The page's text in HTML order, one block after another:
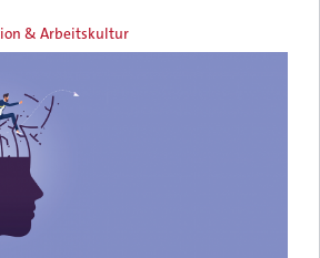
& Arbeitskultur